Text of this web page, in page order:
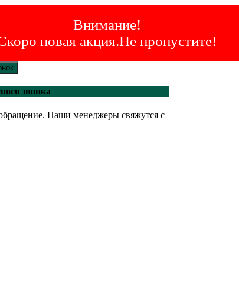
Внимание!
новая акция.Не пропустите!
звонка
Наши менеджеры свяжутся с